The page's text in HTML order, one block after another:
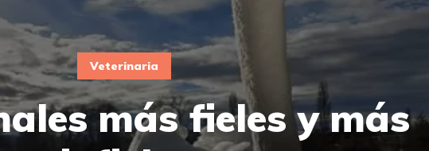
Veterinaria
más fieles y más